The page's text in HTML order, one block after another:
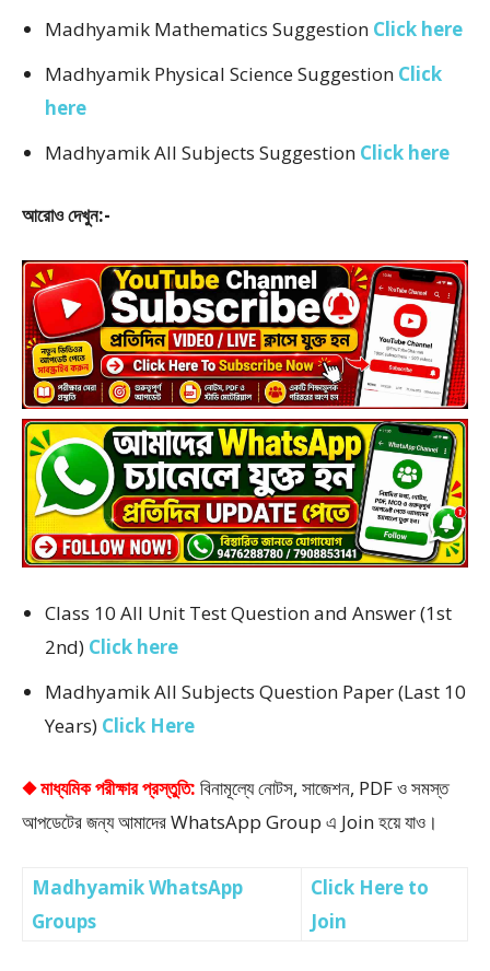
Madhyamik Mathematics Suggestion Click here
Madhyamik Physical Science Suggestion Click
here
Madhyamik All Subjects Suggestion Click here
আরোও দেখুন:-
Class 10 All Unit Test Question and Answer (1st
2nd) Click here
Madhyamik All Subjects Question Paper (Last 10
Years) Click Here
◆ মাধ্যমিক পরীক্ষার প্রস্তুতি: বিনামূল্যে নোটস, সাজেশন, PDF ও সমস্ত
আপডেটের জন্য আমাদের WhatsApp Group এ Join হয়ে যাও।
Madhyamik WhatsApp
Groups
Click Here to
Join